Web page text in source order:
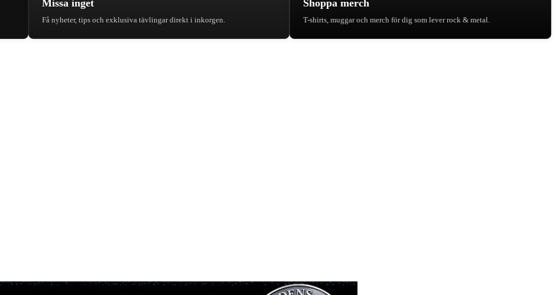
Missa inget
Få nyheter, tips och exklusiva tävlingar direkt i inkorgen.
Shoppa merch
T-shirts, muggar och merch för dig som lever rock & metal.